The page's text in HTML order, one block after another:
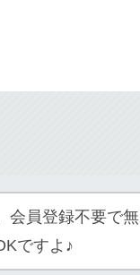
会員登録不要で無
ですよ♪